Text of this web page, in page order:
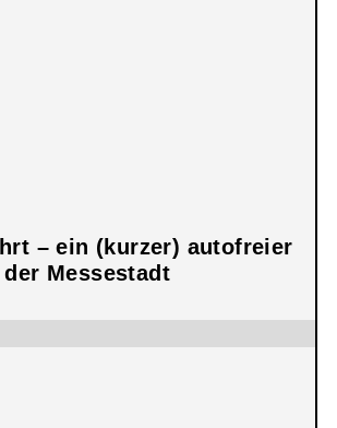
– ein (kurzer) autofreier
Messestadt